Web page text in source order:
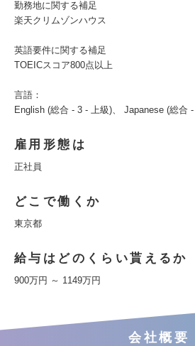
勤務地に関する補足
楽天クリムゾンハウス
英語要件に関する補足
TOEICスコア800点以上
言語：
English (総合 - 3 - 上級)、 Japanese (総合
雇用形態は
正社員
どこで働くか
東京都
給与はどのくらい貰えるか
900万円 ～ 1149万円
会社概要